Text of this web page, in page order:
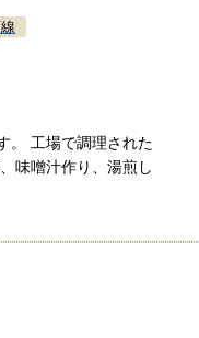
。 工場で調理された
味噌汁作り、湯煎し